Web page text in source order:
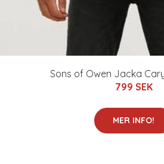
Sons of Owen Jacka
799 SEK
MER INFO!